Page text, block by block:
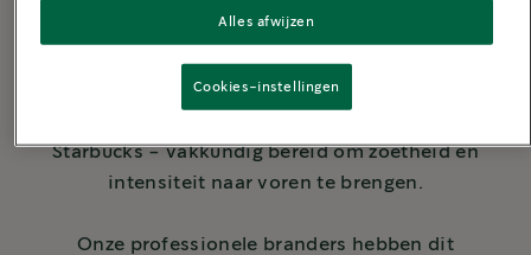
MEER OVER DEZE KOFFIE
Starbucks - vakkundig bereid om zoetheid en
intensiteit naar voren te brengen.
Onze professionele branders hebben dit
Alles afwijzen
Cookies-instellingen